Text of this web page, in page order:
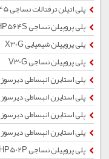
پلی اتیلن ترفتالات نساجی Super Bright TG645
پلی پروپیلن نساجی HP564S
پلی پروپیلن شیمیایی X30G
پلی پروپیلن نساجی V30G
پلی استایرن انبساطی دیرسوز SE150
پلی استایرن انبساطی دیرسوز SE350
پلی استایرن انبساطی دیرسوز SE250
پلی استایرن انبساطی دیرسوز SE100
پلی پروپیلن نساجی HP502P